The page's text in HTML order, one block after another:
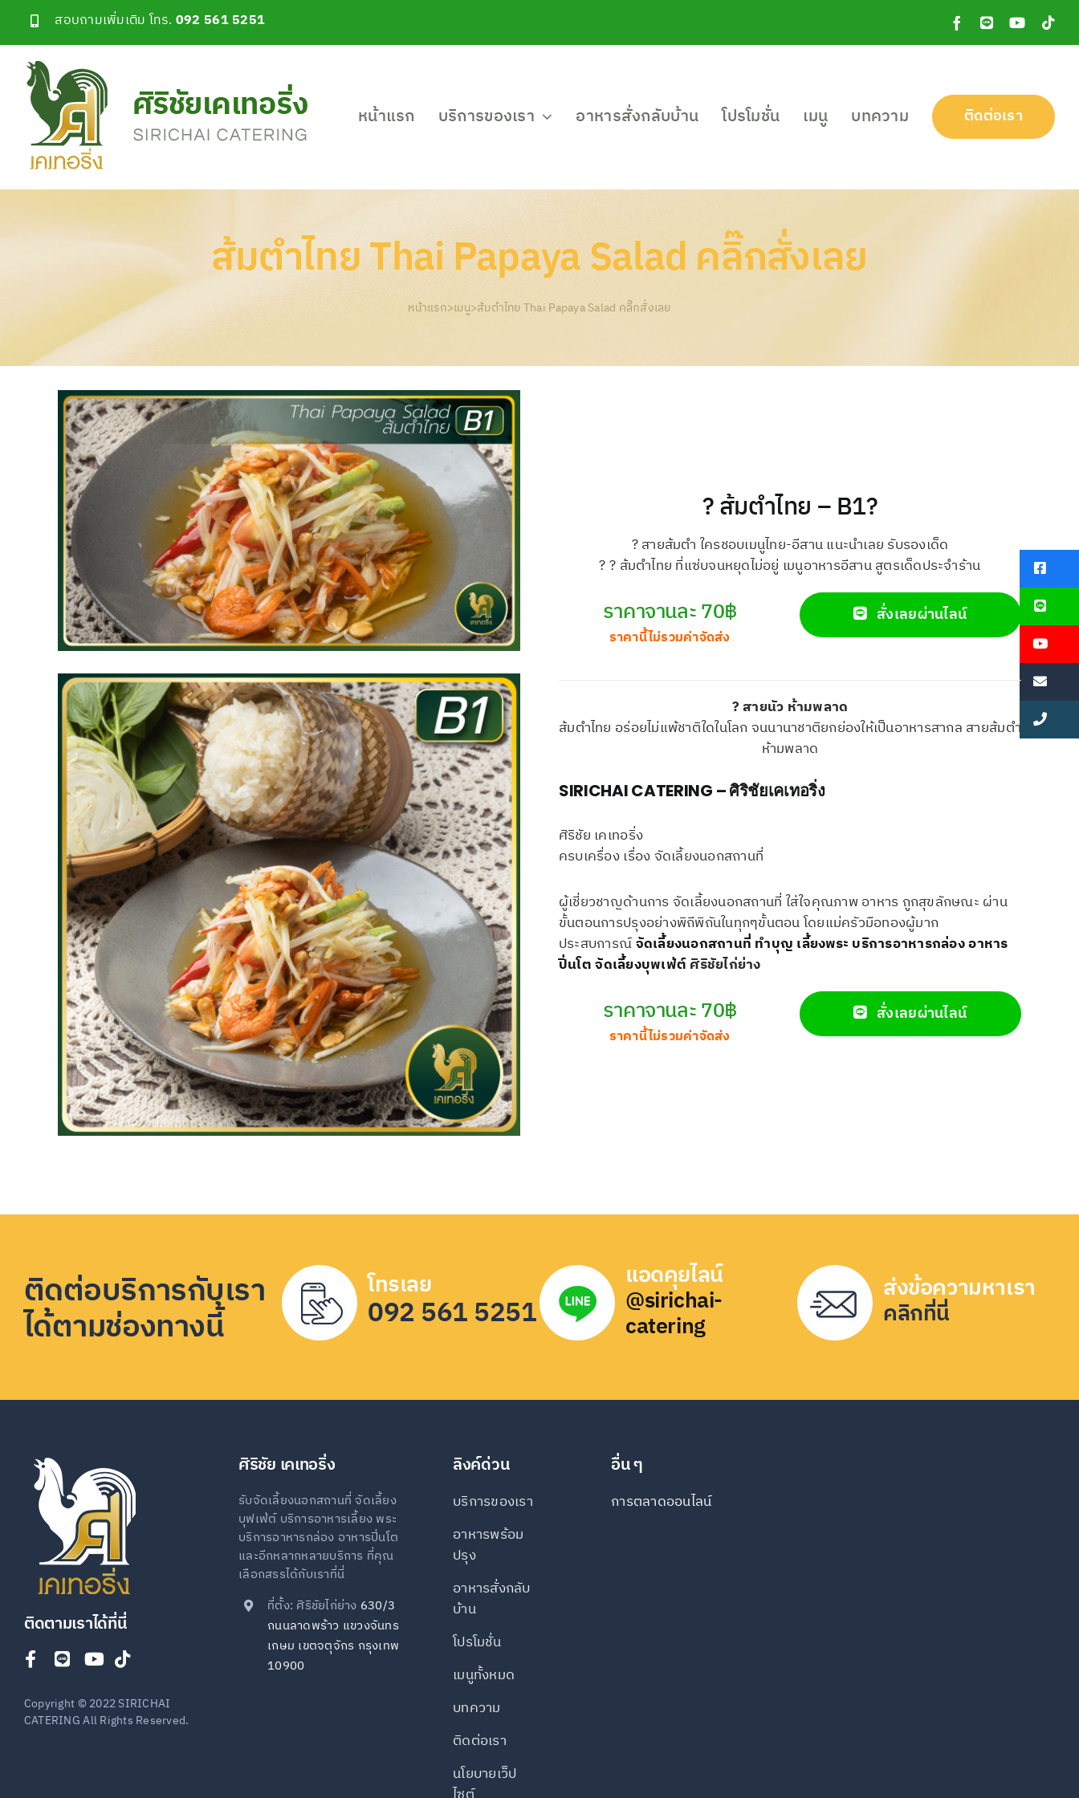
content
สอบถามเพิ่มเติม โทร. 092 561 5251 Facebook
Line YouTube
หน้าแรก บริการของเรา อาหารสั่งกลับบ้าน โปรโมชั่น เมนู บทความ ติดต่อเรา
ส้มตำไทย Thai Papaya Salad คลิ๊กสั่งเลย
หน้าแรก>เมนู>ส้มตำไทย Thai Papaya Salad คลิ๊กสั่งเลย
? ส้มตำไทย – B1?
? สายส้มตำ ใครชอบเมนูไทย-อีสาน แนะนำเลย รับรองเด็ด
? ? ส้มตำไทย ที่แซ่บจนหยุดไม่อยู่ เมนูอาหารอีสาน สูตรเด็ดประจำร้าน
ราคาจานละ 70฿
ราคานี้ไม่รวมค่าจัดส่ง
สั่งเลยผ่านไลน์
? สายนัว ห้ามพลาด
ส้มตำไทย อร่อยไม่แพ้ชาติใดในโลก จนนานาชาติยกย่องให้เป็นอาหารสากล สายส้มตำ
ห้ามพลาด
SIRICHAI CATERING – ศิริชัยเคเทอริ่ง
ศิริชัย เคเทอริ่ง
ครบเครื่อง เรื่อง จัดเลี้ยงนอกสถานที่
ผู้เชี่ยวชาญด้านการ จัดเลี้ยงนอกสถานที่ ใส่ใจคุณภาพ อาหาร ถูกสุขลักษณะ ผ่าน
ขั้นตอนการปรุงอย่างพิถีพิถันในทุกๆขั้นตอน โดยแม่ครัวมือทองผู้มาก
ประสบการณ์จัดเลี้ยงนอกสถานที่ ทำบุญ เลี้ยงพระ บริการอาหารกล่องอาหาร
ปิ่นโตจัดเลี้ยงบุพเฟ่ต์ศิริชัยไก่ย่าง
ราคาจานละ 70฿
ราคานี้ไม่รวมค่าจัดส่ง
สั่งเลยผ่านไลน์
ติดต่อบริการกับเรา
ได้ตามช่องทางนี้
โทรเลย
092 561 5251
แอดคุยไลน์
@sirichai-
catering
ส่งข้อความหาเรา
คลิกที่นี่
ติดตามเราได้ที่นี่
Copyright © 2022 SIRICHAI
CATERING All Rights Reserved.
ศิริชัย เคเทอริ่ง
รับจัดเลี้ยงนอกสถานที่ จัดเลี้ยง
บุฟเฟ่ต์ บริการอาหารเลี้ยง พระ
บริการอาหารกล่อง อาหารปิ่นโต
และอีกหลากหลายบริการ ที่คุณ
เลือกสรรได้กับเราที่นี่
ที่ตั้ง: ศิริชัยไก่ย่าง 630/3
ถนนลาดพร้าว แขวงจันทร
เกษม เขตจตุจักร กรุงเทพ
10900
ลิงค์ด่วน
บริการของเรา
อาหารพร้อม
ปรุง
อาหารสั่งกลับ
บ้าน
โปรโมชั่น
เมนูทั้งหมด
บทความ
ติดต่อเรา
นโยบายเว็ป
อื่น ๆ
การตลาดออนไลน์